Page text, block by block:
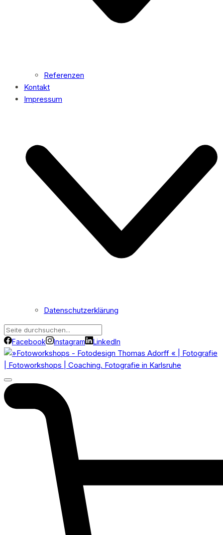
Referenzen
Kontakt
Impressum
Datenschutzerklärung
Facebook Instagram LinkedIn